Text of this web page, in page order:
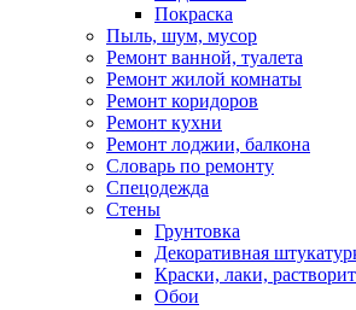
Покраска
Пыль, шум, мусор
Ремонт ванной, туалета
Ремонт жилой комнаты
Ремонт коридоров
Ремонт кухни
Ремонт лоджии, балкона
Словарь по ремонту
Спецодежда
Стены
Грунтовка
Декоративная
Краски, лаки,
Обои